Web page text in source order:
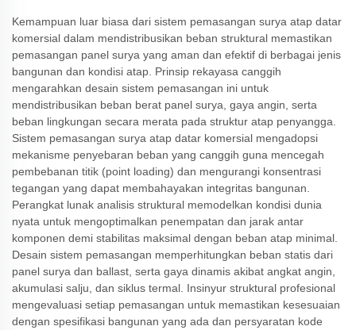
Kemampuan luar biasa dari sistem pemasangan surya atap datar
komersial dalam mendistribusikan beban struktural memastikan
pemasangan panel surya yang aman dan efektif di berbagai jenis
bangunan dan kondisi atap. Prinsip rekayasa canggih
mengarahkan desain sistem pemasangan ini untuk
mendistribusikan beban berat panel surya, gaya angin, serta
beban lingkungan secara merata pada struktur atap penyangga.
Sistem pemasangan surya atap datar komersial mengadopsi
mekanisme penyebaran beban yang canggih guna mencegah
pembebanan titik (point loading) dan mengurangi konsentrasi
tegangan yang dapat membahayakan integritas bangunan.
Perangkat lunak analisis struktural memodelkan kondisi dunia
nyata untuk mengoptimalkan penempatan dan jarak antar
komponen demi stabilitas maksimal dengan beban atap minimal.
Desain sistem pemasangan memperhitungkan beban statis dari
panel surya dan ballast, serta gaya dinamis akibat angkat angin,
akumulasi salju, dan siklus termal. Insinyur struktural profesional
mengevaluasi setiap pemasangan untuk memastikan kesesuaian
dengan spesifikasi bangunan yang ada dan persyaratan kode